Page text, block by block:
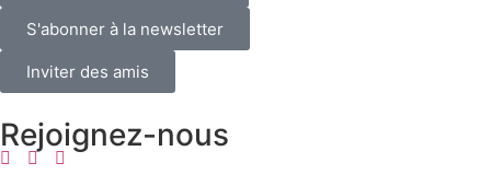
S'abonner à la newsletter
Inviter des amis
Rejoignez-nous